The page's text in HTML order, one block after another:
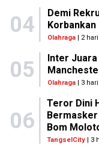
04
Demi
Olahraga| 2 hari
05
Inter
Olahraga| 3 hari
06
Teror Dini
Bom
TangselCity | 3